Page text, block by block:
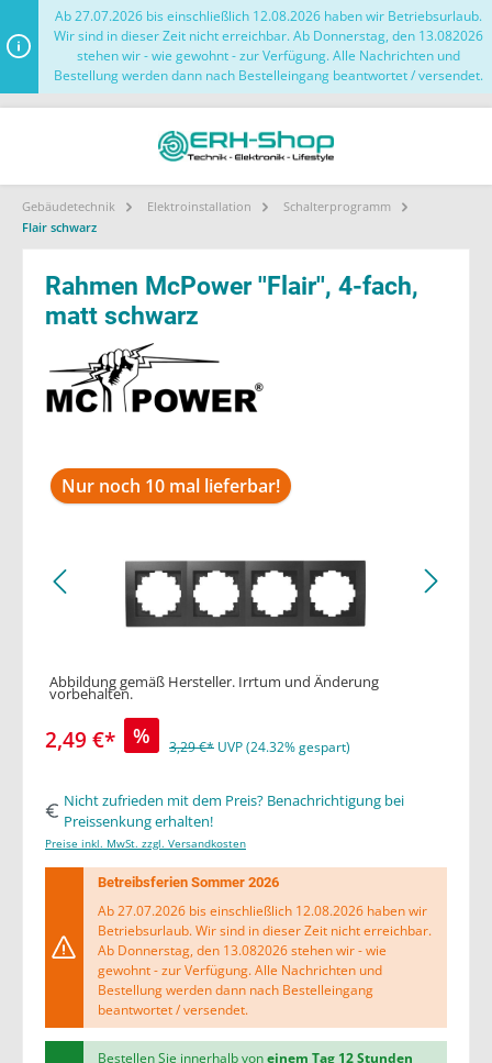
Ab 27.07.2026 bis einschließlich 12.08.2026 haben wir Betriebsurlaub.
Wir sind in dieser Zeit nicht erreichbar. Ab Donnerstag, den 13.082026
stehen wir - wie gewohnt - zur Verfügung. Alle Nachrichten und
Bestellung werden dann nach Bestelleingang beantwortet / versendet.
Gebäudetechnik Elektroinstallation
Schalterprogramm
Flair schwarz
Rahmen McPower ''Flair'', 4-fach,
matt schwarz
Nur noch 10 mal lieferbar!
Abbildung gemäß Hersteller. Irrtum und Änderung
vorbehalten.
2,49 €* % 3,29 €* UVP (24.32% gespart)
Nicht zufrieden mit dem Preis? Benachrichtigung bei
Preissenkung erhalten!
Preise inkl. MwSt. zzgl. Versandkosten
Betreibsferien Sommer 2026
Ab 27.07.2026 bis einschließlich 12.08.2026 haben wir
Betriebsurlaub. Wir sind in dieser Zeit nicht erreichbar.
Ab Donnerstag, den 13.082026 stehen wir - wie
gewohnt - zur Verfügung. Alle Nachrichten und
Bestellung werden dann nach Bestelleingang
beantwortet / versendet.
Bestellen Sie innerhalb voneinem Tag 12 Stunden